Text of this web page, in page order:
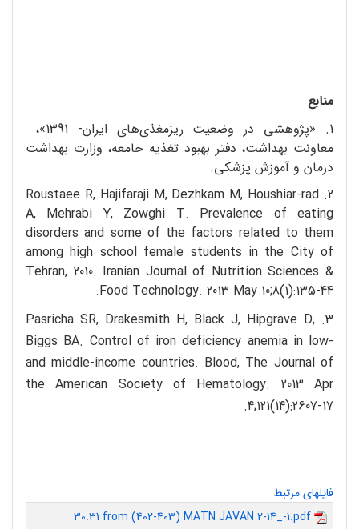
منابع
1. «پژوهشی در وضعیت ریزمغذی‌های ایران- 1391»،
معاونت بهداشت، دفتر بهبود تغذیه جامعه، وزارت بهداشت
درمان و آموزش پزشکی.
2. Roustaee R, Hajifaraji M, Dezhkam M, Houshiar-rad
A, Mehrabi Y, Zowghi T. Prevalence of eating
disorders and some of the factors related to them
among high school female students in the City of
Tehran, 2010. Iranian Journal of Nutrition Sciences &
Food Technology. 2013 May 10;8(1):135-44.
3. Pasricha SR, Drakesmith H, Black J, Hipgrave D,
Biggs BA. Control of iron deficiency anemia in low-
and middle-income countries. Blood, The Journal of
the American Society of Hematology. 2013 Apr
4;121(14):2607-17.
فایلهای مرتبط
30.31 from (402-403) MATN JAVAN 2-14_-1.pdf